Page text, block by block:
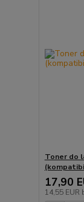
Toner do
17,90
14,55 EUR